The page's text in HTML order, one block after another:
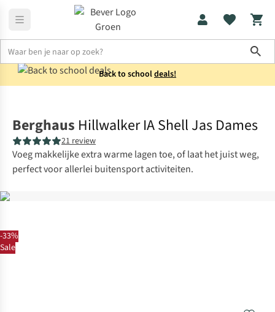
Back to schooldeals!
-33%
Sale
Berghaus Hillwalker IA Shell Jas Dames
21 review
Voeg makkelijke extra warme lagen toe, of laat het juist weg,
perfect voor allerlei buitensport activiteiten.